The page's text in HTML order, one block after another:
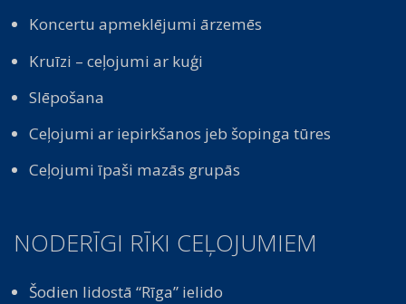
Koncertu apmeklējumi ārzemēs
Kruīzi – ceļojumi ar kuģi
Slēpošana
Ceļojumi ar iepirkšanos jeb šopinga tūres
Ceļojumi īpaši mazās grupās
NODERĪGI RĪKI CEĻOJUMIEM
Šodien lidostā “Rīga” ielido